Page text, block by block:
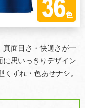
真面目さ・快適さが一
に思いっきりデザイン
ずれ・色あせナシ。